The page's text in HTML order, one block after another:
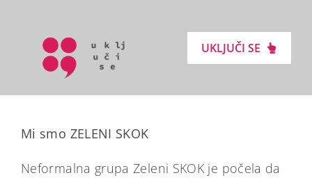
content
UKLJUČI SE
Mi smo ZELENI SKOK
Neformalna grupa Zeleni SKOK je počela da